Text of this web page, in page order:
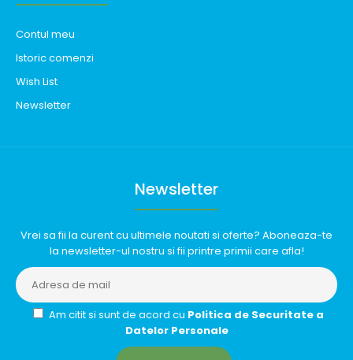
Contul meu
Istoric comenzi
Wish List
Newsletter
Newsletter
Vrei sa fii la curent cu ultimele noutati si oferte? Aboneaza-te
la newsletter-ul nostru si fii printre primii care afla!
Am citit si sunt de acord cu Politica de Securitate a
Datelor Personale